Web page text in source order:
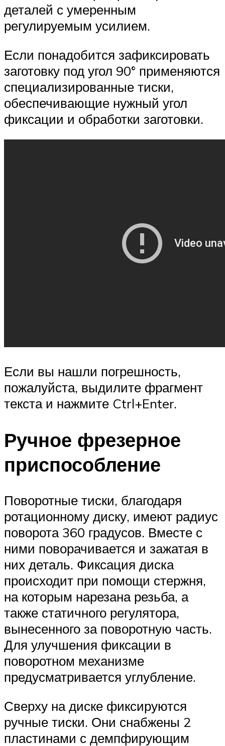
деталей с умеренным
регулируемым усилием.
Если понадобится зафиксировать
заготовку под угол 90° применяются
специализированные тиски,
обеспечивающие нужный угол
фиксации и обработки заготовки.
Если вы нашли погрешность,
пожалуйста, выдилите фрагмент
текста и нажмите Ctrl+Enter.
Ручное фрезерное
приспособление
Поворотные тиски, благодаря
ротационному диску, имеют радиус
поворота 360 градусов. Вместе с
ними поворачивается и зажатая в
них деталь. Фиксация диска
происходит при помощи стержня,
на которым нарезана резьба, а
также статичного регулятора,
вынесенного за поворотную часть.
Для улучшения фиксации в
поворотном механизме
предусматривается углубление.
Сверху на диске фиксируются
ручные тиски. Они снабжены 2
пластинами с демпфирующим